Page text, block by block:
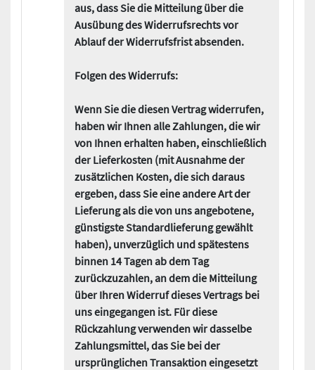
aus, dass Sie die Mitteilung über die
Ausübung des Widerrufsrechts vor
Ablauf der Widerrufsfrist absenden.
Folgen des Widerrufs:
Wenn Sie die diesen Vertrag widerrufen,
haben wir Ihnen alle Zahlungen, die wir
von Ihnen erhalten haben, einschließlich
der Lieferkosten (mit Ausnahme der
zusätzlichen Kosten, die sich daraus
ergeben, dass Sie eine andere Art der
Lieferung als die von uns angebotene,
günstigste Standardlieferung gewählt
haben), unverzüglich und spätestens
binnen 14 Tagen ab dem Tag
zurückzuzahlen, an dem die Mitteilung
über Ihren Widerruf dieses Vertrags bei
uns eingegangen ist. Für diese
Rückzahlung verwenden wir dasselbe
Zahlungsmittel, das Sie bei der
ursprünglichen Transaktion eingesetzt